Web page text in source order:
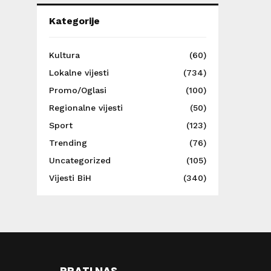
Kategorije
Kultura
(60)
Lokalne vijesti
(734)
Promo/Oglasi
(100)
Regionalne vijesti
(50)
Sport
(123)
Trending
(76)
Uncategorized
(105)
Vijesti BiH
(340)